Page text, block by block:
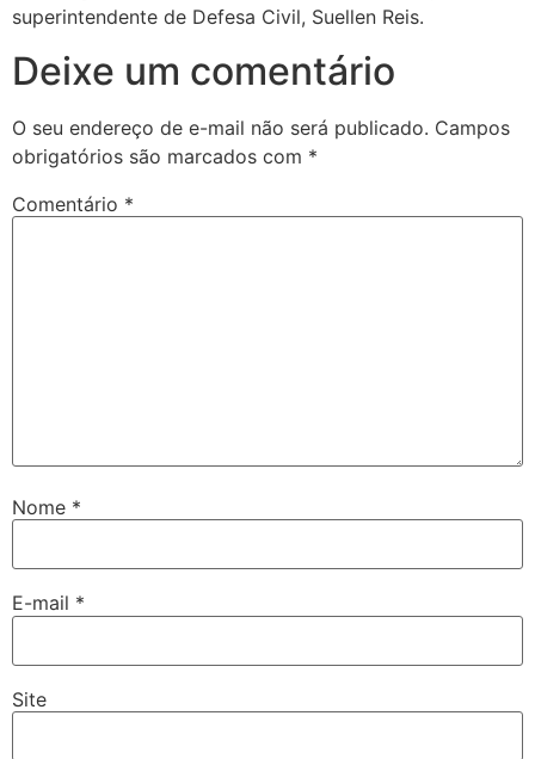
superintendente de Defesa Civil, Suellen Reis.
Deixe um comentário
O seu endereço de e-mail não será publicado. Campos
obrigatórios são marcados com *
Comentário *
Nome *
E-mail *
Site